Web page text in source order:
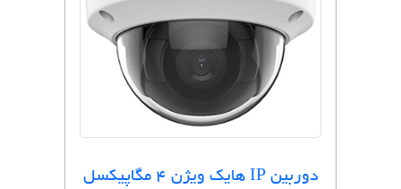
دوربین IP هایک ویژن 4 مگاپیکسل